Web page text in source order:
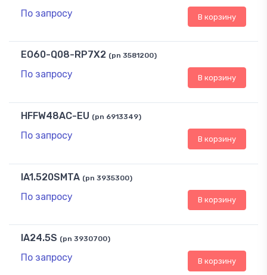
По запросу В корзину
EO60-Q08-RP7X2 (pn 3581200)
По запросу В корзину
HFFW48AC-EU (pn 6913349)
По запросу В корзину
IA1.520SMTA (pn 3935300)
По запросу В корзину
IA24.5S (pn 3930700)
По запросу В корзину